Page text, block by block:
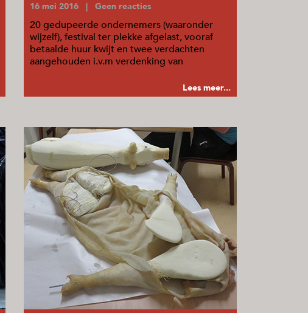
16 mei 2016 | Geen reacties
20 gedupeerde ondernemers (waaronder
wijzelf), festival ter plekke afgelast, vooraf
betaalde huur kwijt en twee verdachten
aangehouden i.v.m verdenking van
Lees meer...